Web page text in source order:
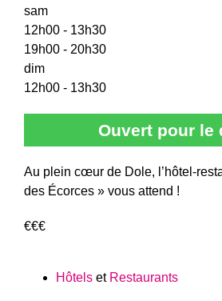
sam
12h00 - 13h30
19h00 - 20h30
dim
12h00 - 13h30
Ouvert pour le
Au plein cœur de Dole, l’hôtel-
des Écorces » vous attend !
€€€
Hôtels et Restaurants